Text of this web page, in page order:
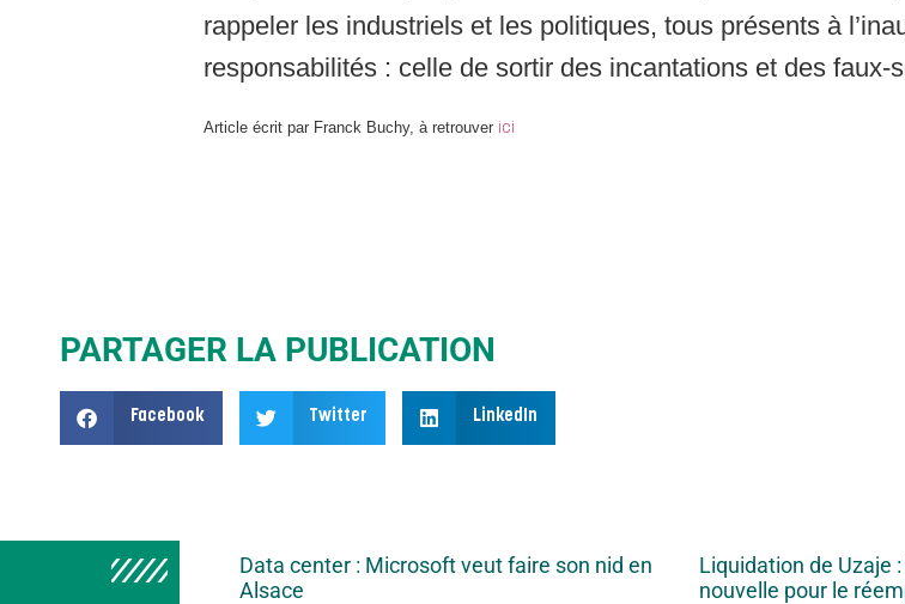
rappeler les industriels et les politiques, tous présents à
responsabilités : celle de sortir des incantations et des faux-
Article écrit par Franck Buchy, à retrouver ici
PARTAGER LA PUBLICATION
Facebook Twitter LinkedIn
Data center : Microsoft veut faire son nid en
Alsace
Liquidation de Uzaje
nouvelle pour le